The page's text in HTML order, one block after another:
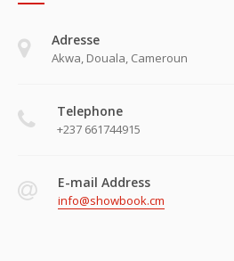
Adresse
Akwa, Douala, Cameroun
Telephone
+237 661744915
E-mail Address
info@showbook.cm